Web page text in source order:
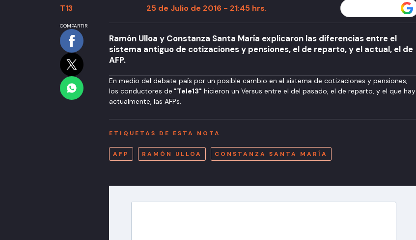
T13 25 de Julio de 2016 - 21:45 hrs.
COMPARTIR
Ramón Ulloa y Constanza Santa María explicaron las diferencias entre el
sistema antiguo de cotizaciones y pensiones, el de reparto, y el actual, el de
AFP.
En medio del debate país por un posible cambio en el sistema de cotizaciones y pensiones,
los conductores de "Tele13" hicieron un Versus entre el del pasado, el de reparto, y el que hay
actualmente, las AFPs.
ETIQUETAS DE ESTA NOTA
AFP RAMÓN ULLOA CONSTANZA SANTA MARÍA